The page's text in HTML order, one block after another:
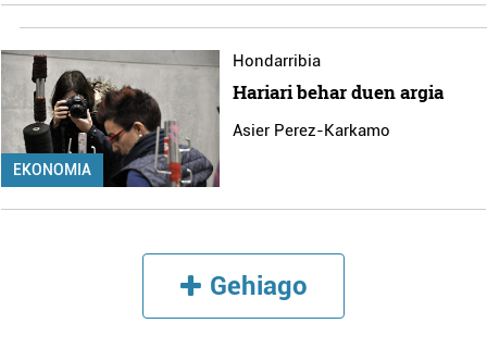
EKONOMIA
Hondarribia
Hariari behar duen argia
Asier Perez-Karkamo
Gehiago